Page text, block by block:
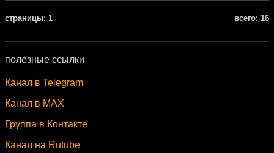
cтраницы: 1 всего: 16
полезные ссылки
Канал в Telegram
Канал в MAX
Группа в Контакте
Канал на Rutube